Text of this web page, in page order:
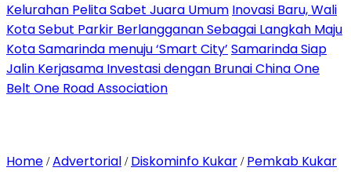
Kelurahan Pelita Sabet Juara Umum Inovasi Baru, Wali
Kota Sebut Parkir Berlangganan Sebagai Langkah Maju
Kota Samarinda menuju ‘Smart City’ Samarinda Siap
Jalin Kerjasama Investasi dengan Brunai China One
Belt One Road Association
Home /Advertorial / Diskominfo Kukar / Pemkab Kukar